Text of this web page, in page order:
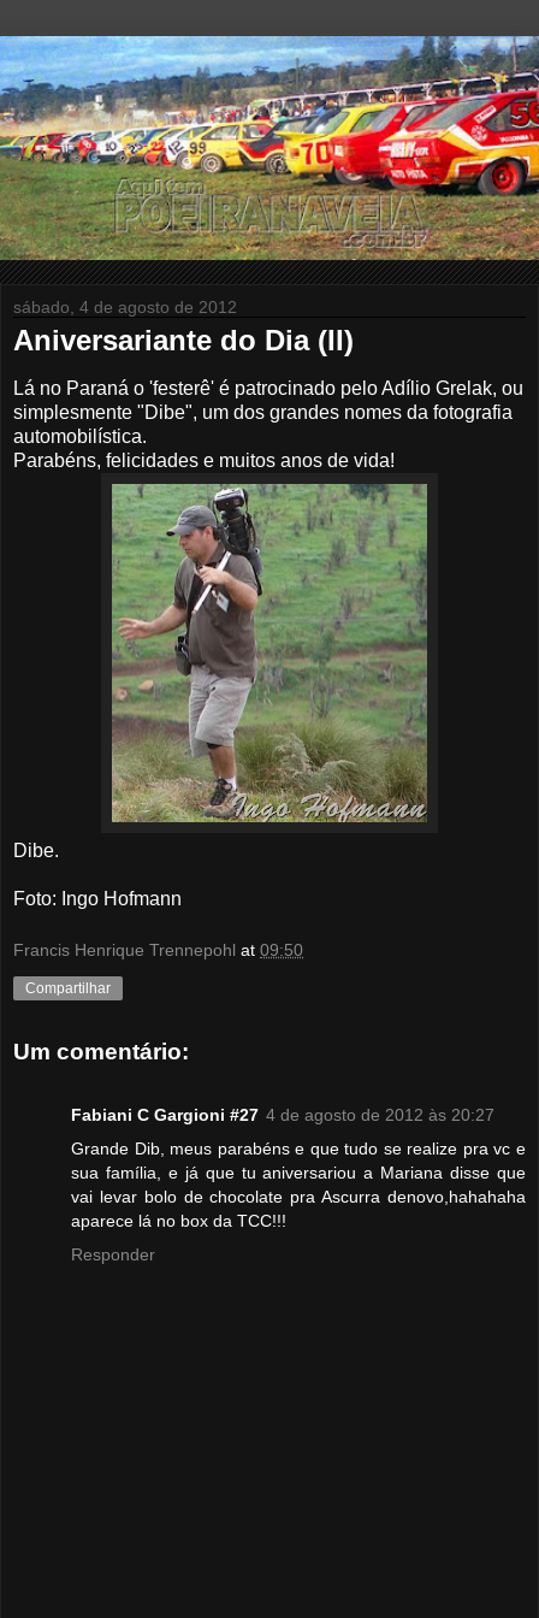
sábado, 4 de agosto de 2012
Aniversariante do Dia (II)
Lá no Paraná o 'festerê' é patrocinado pelo Adílio Grelak, ou
simplesmente "Dibe", um dos grandes nomes da fotografia
automobilística.
Parabéns, felicidades e muitos anos de vida!
Dibe.
Foto: Ingo Hofmann
Francis Henrique Trennepohl at 09:50
Compartilhar
Um comentário:
Fabiani C Gargioni #27 4 de agosto de 2012 às 20:27
Grande Dib, meus parabéns e que tudo se realize pra vc e
sua família, e já que tu aniversariou a Mariana disse que
vai levar bolo de chocolate pra Ascurra denovo,hahahaha
aparece lá no box da TCC!!!
Responder